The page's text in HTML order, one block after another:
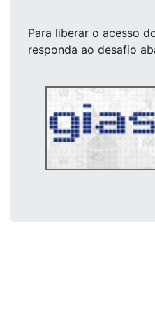
Para liberar o acesso
responda ao desafio